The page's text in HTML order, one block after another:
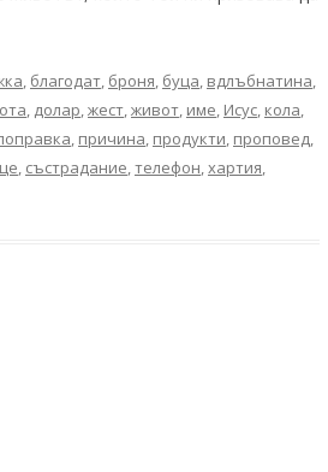
, благодат, броня, буца, вдлъбнатина,
, долар,жест,живот, име, Исус, кола,
, причина, продукти, проповед,
, състрадание,телефон,хартия,